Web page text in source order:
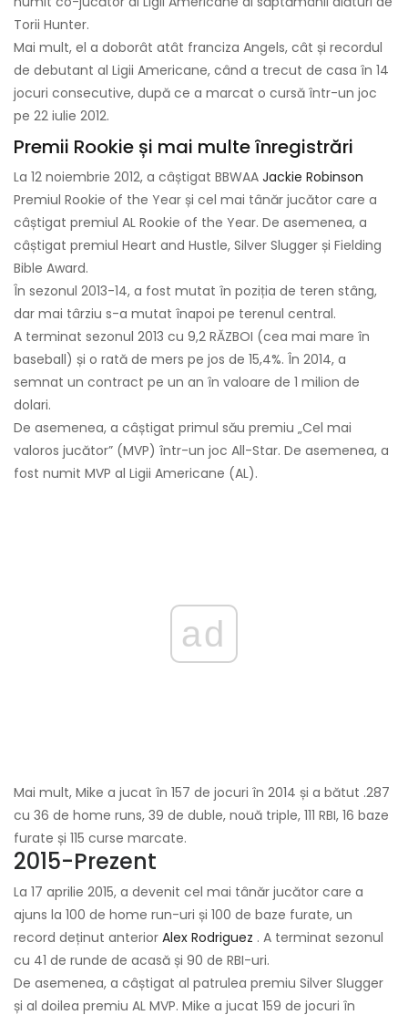
Torii Hunter.
Mai mult, el a doborât atât franciza Angels, cât și recordul
de debutant al Ligii Americane, când a trecut de casa în 14
jocuri consecutive, după ce a marcat o cursă într-un joc
pe 22 iulie 2012.
Premii Rookie și mai multe înregistrări
La 12 noiembrie 2012, a câștigat BBWAA Jackie Robinson
Premiul Rookie of the Year și cel mai tânăr jucător care a
câștigat premiul AL Rookie of the Year. De asemenea, a
câștigat premiul Heart and Hustle, Silver Slugger și Fielding
Bible Award.
În sezonul 2013-14, a fost mutat în poziția de teren stâng,
dar mai târziu s-a mutat înapoi pe terenul central.
A terminat sezonul 2013 cu 9,2 RĂZBOI (cea mai mare în
baseball) și o rată de mers pe jos de 15,4%. În 2014, a
semnat un contract pe un an în valoare de 1 milion de
dolari.
De asemenea, a câștigat primul său premiu „Cel mai
valoros jucător” (MVP) într-un joc All-Star. De asemenea, a
fost numit MVP al Ligii Americane (AL).
ad
Mai mult, Mike a jucat în 157 de jocuri în 2014 și a bătut .287
cu 36 de home runs, 39 de duble, nouă triple, 111 RBI, 16 baze
furate și 115 curse marcate.
2015-Prezent
La 17 aprilie 2015, a devenit cel mai tânăr jucător care a
ajuns la 100 de home run-uri și 100 de baze furate, un
record deținut anterior Alex Rodriguez . A terminat sezonul
cu 41 de runde de acasă și 90 de RBI-uri.
De asemenea, a câștigat al patrulea premiu Silver Slugger
și al doilea premiu AL MVP. Mike a jucat 159 de jocuri în